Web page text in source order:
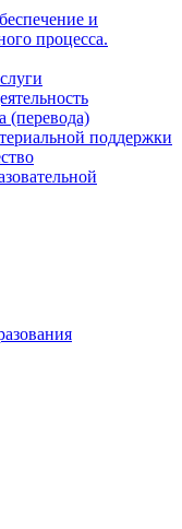
и
процесса.
(перевода)
поддержки